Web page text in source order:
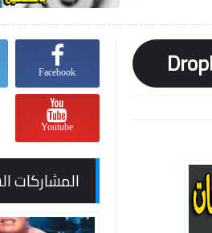
Facebook
Youtube
المشاركات